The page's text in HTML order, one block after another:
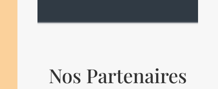
Nos Partenaires